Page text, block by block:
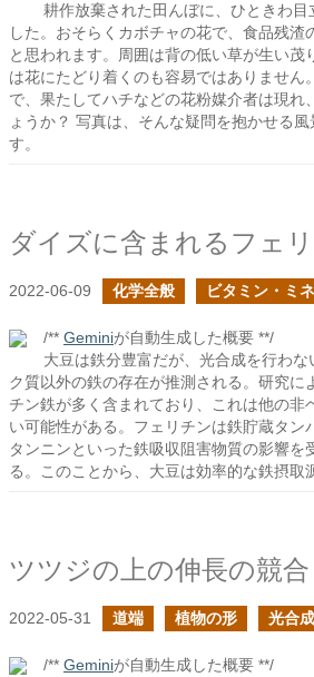
耕作放棄された田んぼに、ひときわ目
した。おそらくカボチャの花で、食品残渣
と思われます。周囲は背の低い草が生い茂
は花にたどり着くのも容易ではありません
で、果たしてハチなどの花粉媒介者は現れ
ょうか？ 写真は、そんな疑問を抱かせる
す。
ダイズに含まれるフェ
2022-06-09 化学全般 ビタミン・ミ
/** Geminiが自動生成した概要 **/
大豆は鉄分豊富だが、光合成を行わ
ク質以外の鉄の存在が推測される。研究に
チン鉄が多く含まれており、これは他の非
い可能性がある。フェリチンは鉄貯蔵タン
タンニンといった鉄吸収阻害物質の影響を
る。このことから、大豆は効率的な鉄摂取
ツツジの上の伸長の競合
2022-05-31 道端 植物の形 光合成
/** Geminiが自動生成した概要 **/